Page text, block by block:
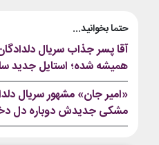
حتما بخوانید...
آقا پسر جذاب سریال
همیشه شده؛ استایل جدید
«امیر جان» مشهور سریال
مشکی جدیدش دوباره دل